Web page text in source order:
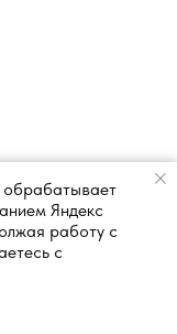
обрабатывает
Яндекс
работу с
с